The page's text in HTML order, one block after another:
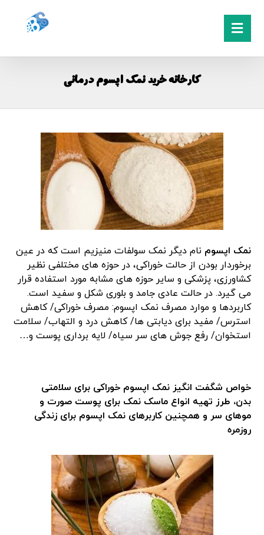
کارخانه خرید نمک اپسوم درمانی
نمک اپسوم نام دیگر نمک سولفات منیزیم است که در عین
برخوردار بودن از حالت خوراکی، در حوزه های مختلفی نظیر
کشاورزی، پزشکی و سایر حوزه های مشابه مورد استفاده قرار
می گیرد. در حالت عادی جامد و بلوری شکل و سفید است.
کاربردها و موارد مصرف نمک اپسوم: مصرف خوراکی/ کاهش
استرس/ مفید برای دیابتی ها/ کاهش درد و التهاب/ سلامت
استخوان/ رفع جوش های سر سیاه/ لایه برداری پوست و…
خواص شگفت انگیز نمک اپسوم خوراکی برای سلامتی
بدن، طرز تهیه انواع ماسک نمک برای پوست صورت و
موهای سر و همچنین کاربرهای نمک اپسوم برای زندگی
روزمره